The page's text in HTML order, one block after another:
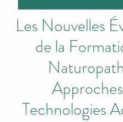
Les Nouvelles
de la
Technologies